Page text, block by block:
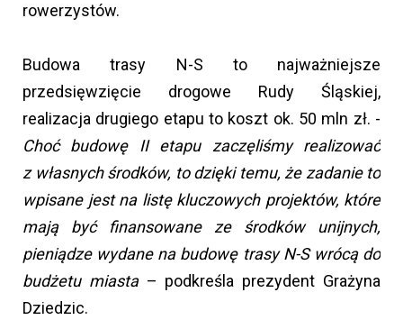
rowerzystów.
Budowa trasy N-S to najważniejsze
przedsięwzięcie drogowe Rudy Śląskiej,
realizacja drugiego etapu to koszt ok. 50 mln zł. -
Choć budowę II etapu zaczęliśmy realizować
z własnych środków, to dzięki temu, że zadanie to
wpisane jest na listę kluczowych projektów, które
mają być finansowane ze środków unijnych,
pieniądze wydane na budowę trasy N-S wrócą do
budżetu miasta – podkreśla prezydent Grażyna
Dziedzic.